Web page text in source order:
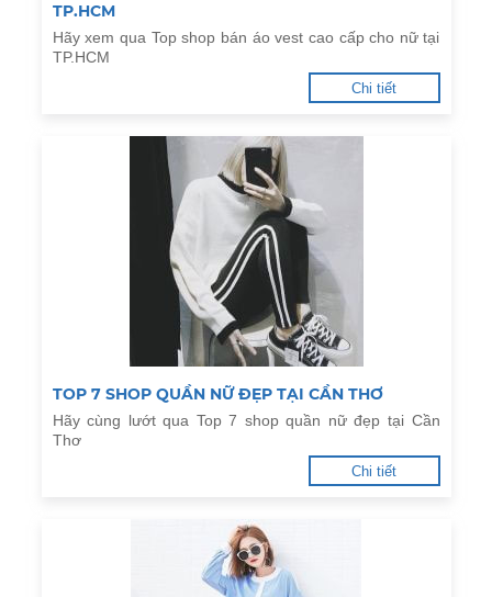
TP.HCM
Hãy xem qua Top shop bán áo vest cao cấp cho nữ tại
TP.HCM
Chi tiết
TOP 7 SHOP QUẦN NỮ ĐẸP TẠI CẦN THƠ
Hãy cùng lướt qua Top 7 shop quần nữ đẹp tại Cần
Thơ
Chi tiết